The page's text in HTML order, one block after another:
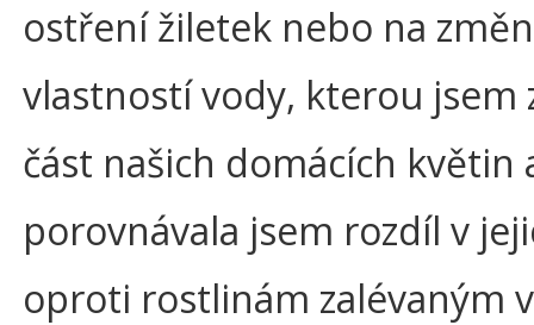
ostření žiletek nebo na
vlastností vody, kterou jsem
část našich domácích květin
porovnávala jsem rozdíl v
oproti rostlinám zalévaným